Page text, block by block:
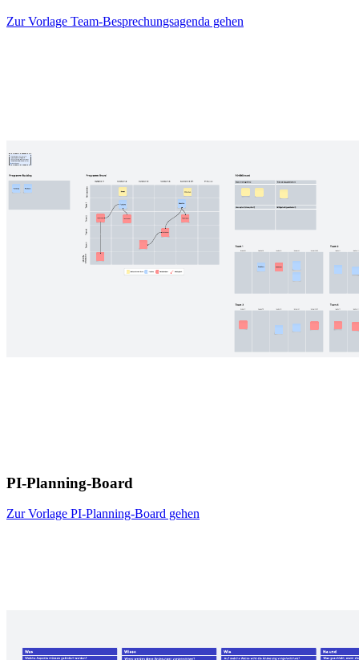
Zur Vorlage Team-Besprechungsagenda gehen
PI-Planning-Board
Zur Vorlage PI-Planning-Board gehen